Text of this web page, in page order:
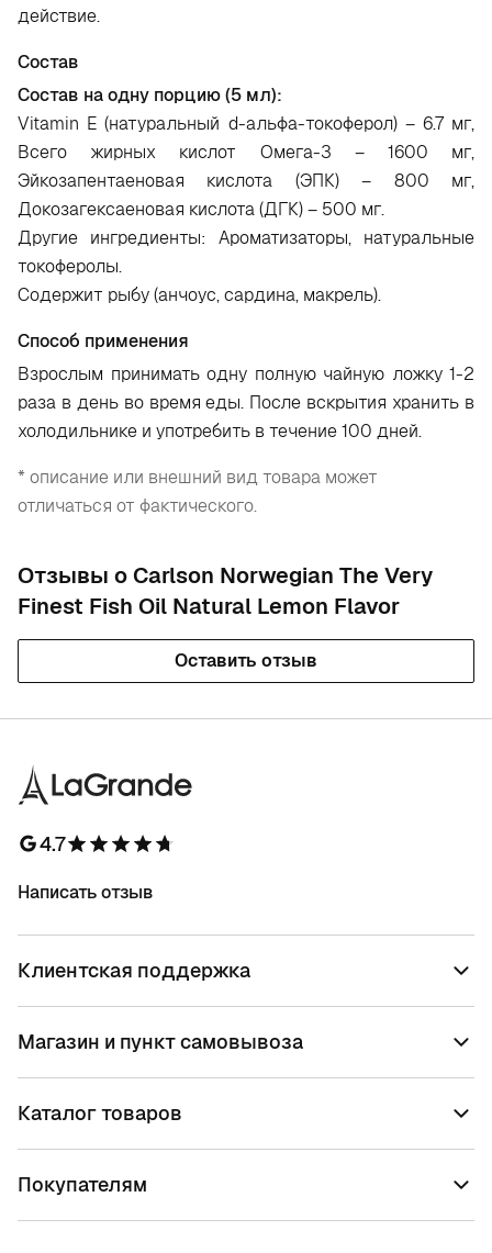
действие.
Состав
Состав на одну порцию (5 мл):
Vitamin E (натуральный d-альфа-токоферол) – 6.7 мг,
Всего жирных кислот Омега-3 – 1600 мг,
Эйкозапентаеновая кислота (ЭПК) – 800 мг,
Докозагексаеновая кислота (ДГК) – 500 мг.
Другие ингредиенты: Ароматизаторы, натуральные
токоферолы.
Содержит рыбу (анчоус, сардина, макрель).
Способ применения
Взрослым принимать одну полную чайную ложку 1-2
раза в день во время еды. После вскрытия хранить в
холодильнике и употребить в течение 100 дней.
* описание или внешний вид товара может
отличаться от фактического.
Отзывы о Carlson Norwegian The Very
Finest Fish Oil Natural Lemon Flavor
Оставить отзыв
4.7
Написать отзыв
Клиентская поддержка
Магазин и пункт самовывоза
Каталог товаров
Покупателям